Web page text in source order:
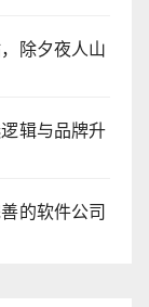
除夕夜人山
辑与品牌升
的软件公司